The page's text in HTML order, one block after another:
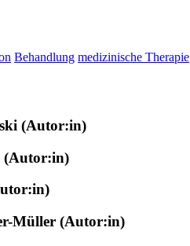
Behandlung medizinische Therapie
(Autor:in)
(Autor:in)
Müller (Autor:in)